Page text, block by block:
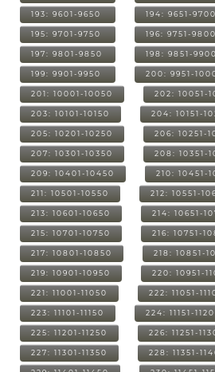
193: 9601-9650 194: 9651-9700
195: 9701-9750 196: 9751-9800
197: 9801-9850 198: 9851-9900
199: 9901-9950 200: 9951-
201: 10001-10050 202: 10051-
203: 10101-10150 204: 10151-
205: 10201-10250 206: 10251-
207: 10301-10350 208: 10351-
209: 10401-10450 210: 10451-
211: 10501-10550 212: 10551-
213: 10601-10650 214: 10651-
215: 10701-10750 216: 10751-
217: 10801-10850 218: 10851-
219: 10901-10950 220: 10951-
221: 11001-11050 222: 11051-
223: 11101-11150 224: 11151-
225: 11201-11250 226: 11251-
227: 11301-11350 228: 11351-